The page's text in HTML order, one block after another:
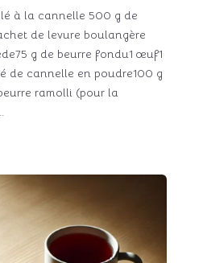
à la cannelle 500 g de
de levure boulangère
g de beurre fondu1 œuf1
de cannelle en poudre100 g
ramolli (pour la